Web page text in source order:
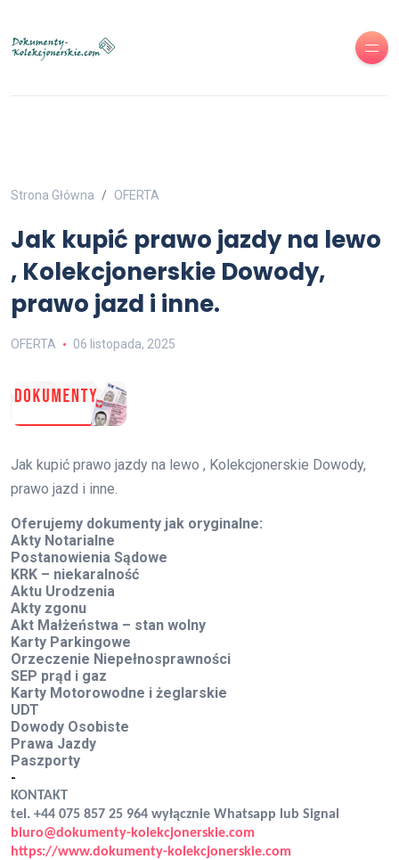
Strona Główna OFERTA
Jak kupić prawo jazdy na lewo
, Kolekcjonerskie Dowody,
prawo jazd i inne.
OFERTA 06 listopada, 2025
Jak kupić prawo jazdy na lewo , Kolekcjonerskie Dowody,
prawo jazd i inne.
Oferujemy dokumenty jak oryginalne:
Akty Notarialne
Postanowienia Sądowe
KRK – niekaralność
Aktu Urodzenia
Akty zgonu
Akt Małżeństwa – stan wolny
Karty Parkingowe
Orzeczenie Niepełnosprawności
SEP prąd i gaz
Karty Motorowodne i żeglarskie
UDT
Dowody Osobiste
Prawa Jazdy
Paszporty
-
KONTAKT
tel. +44 075 857 25 964 wyłącznie Whatsapp lub Signal
biuro@dokumenty-kolekcjonerskie.com
https://www.dokumenty-kolekcjonerskie.com